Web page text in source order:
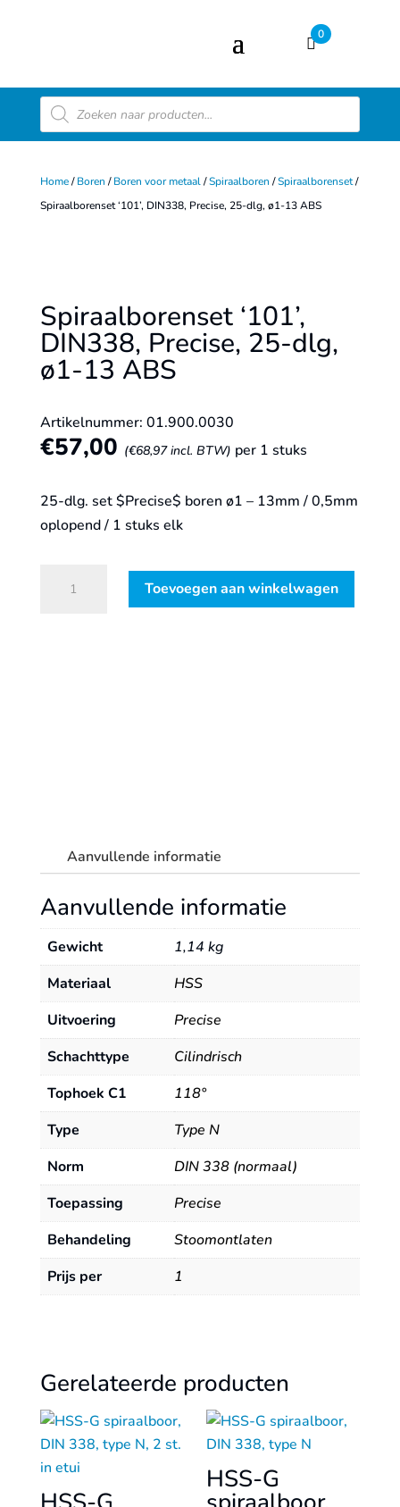
0
Producten
zoeken
Home/Boren /Boren voor metaal/Spiraalboren /Spiraalborenset/
Spiraalborenset ‘101’, DIN338, Precise, 25-dlg, ø1-13 ABS
Spiraalborenset ‘101’,
DIN338, Precise, 25-dlg,
ø1-13 ABS
Artikelnummer: 01.900.0030
€57,00 (€68,97incl. BTW) per 1 stuks
25-dlg. set $Precise$ boren ø1 – 13mm / 0,5mm
oplopend / 1 stuks elk
Spiraalborenset
'101',
Toevoegen aan winkelwagen
Aanvullende informatie
Aanvullende informatie
Gewicht
1,14 kg
Materiaal
HSS
Uitvoering
Precise
Schachttype
Cilindrisch
Tophoek C1
118°
Type
Type N
Norm
DIN 338 (normaal)
Toepassing
Precise
Behandeling
Stoomontlaten
Prijs per
1
Gerelateerde producten
HSS-G